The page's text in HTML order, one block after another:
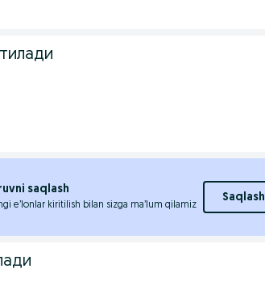
saqlash
e’lonlar kiritilish bilan sizga ma’lum qilamiz
Saqlash